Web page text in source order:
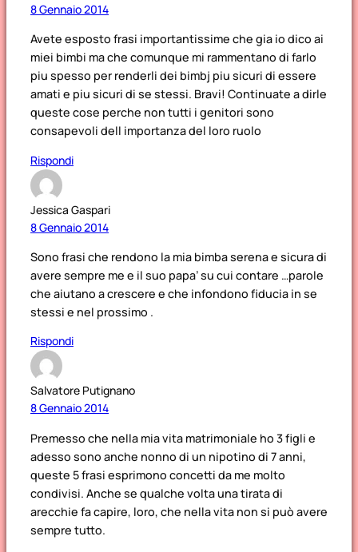
8 Gennaio 2014
Avete esposto frasi importantissime che gia io dico ai
miei bimbi ma che comunque mi rammentano di farlo
piu spesso per renderli dei bimbj piu sicuri di essere
amati e piu sicuri di se stessi. Bravi! Continuate a dirle
queste cose perche non tutti i genitori sono
consapevoli dell importanza del loro ruolo
Rispondi
Jessica Gaspari
8 Gennaio 2014
Sono frasi che rendono la mia bimba serena e sicura di
avere sempre me e il suo papa’ su cui contare …parole
che aiutano a crescere e che infondono fiducia in se
stessi e nel prossimo .
Rispondi
Salvatore Putignano
8 Gennaio 2014
Premesso che nella mia vita matrimoniale ho 3 figli e
adesso sono anche nonno di un nipotino di 7 anni,
queste 5 frasi esprimono concetti da me molto
condivisi. Anche se qualche volta una tirata di
arecchie fa capire, loro, che nella vita non si può avere
sempre tutto.